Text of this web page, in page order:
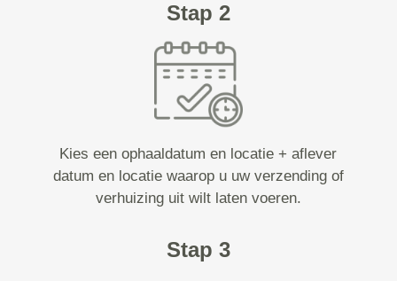
Stap 2
Kies een ophaaldatum en locatie + aflever
datum en locatie waarop u uw verzending of
verhuizing uit wilt laten voeren.
Stap 3